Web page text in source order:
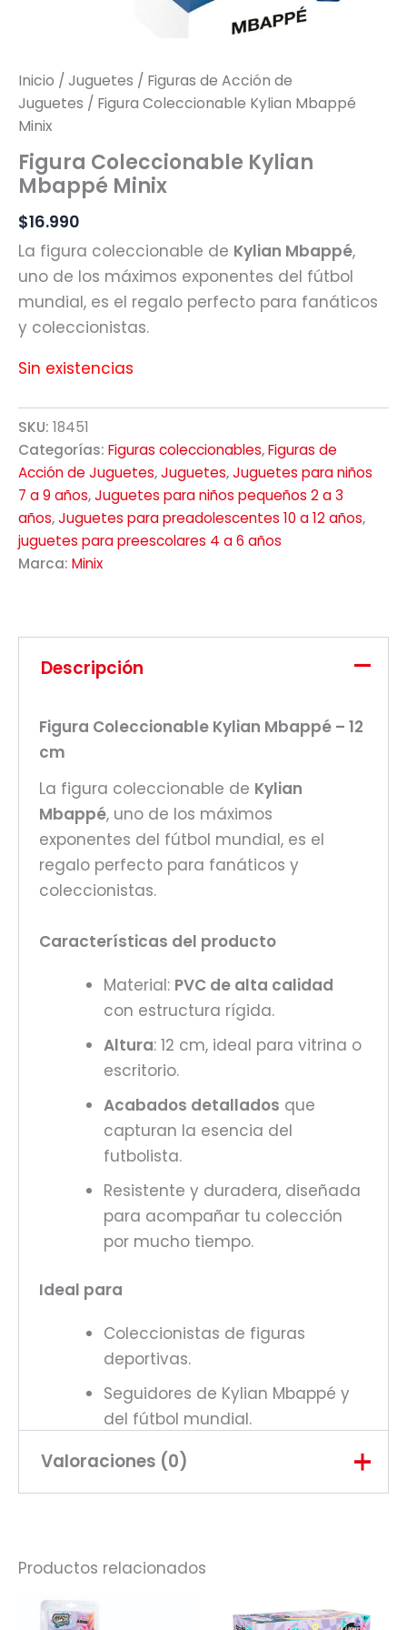
Inicio / Juguetes / Figuras de Acción de
Juguetes / Figura Coleccionable Kylian Mbappé
Minix
Figura Coleccionable Kylian
Mbappé Minix
$16.990
La figura coleccionable de Kylian Mbappé,
uno de los máximos exponentes del fútbol
mundial, es el regalo perfecto para fanáticos
y coleccionistas.
Sin existencias
SKU: 18451
Categorías: Figuras coleccionables,Figuras de
Acción de Juguetes,Juguetes,Juguetes para niños
7 a 9 años,Juguetes para niños pequeños 2 a 3
años,Juguetes para preadolescentes 10 a 12 años,
juguetes para preescolares 4 a 6 años
Marca: Minix
Descripción
Figura Coleccionable Kylian Mbappé – 12
cm
La figura coleccionable de Kylian
Mbappé, uno de los máximos
exponentes del fútbol mundial, es el
regalo perfecto para fanáticos y
coleccionistas.
Características del producto
Material: PVC de alta calidad
con estructura rígida.
Altura: 12 cm, ideal para vitrina o
escritorio.
Acabados detallados que
capturan la esencia del
futbolista.
Resistente y duradera, diseñada
para acompañar tu colección
por mucho tiempo.
Ideal para
Coleccionistas de figuras
deportivas.
Seguidores de Kylian Mbappé y
del fútbol mundial.
Decoración de escritorio, repisas
Valoraciones (0)
Coleccionable Kylian Mbappé
Productos relacionados